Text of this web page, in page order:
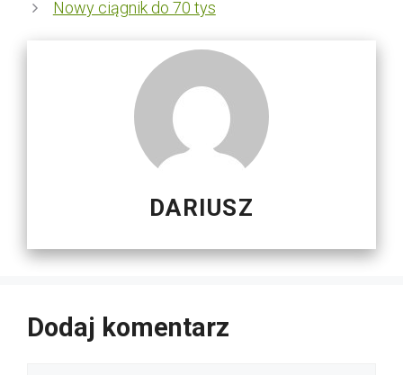
Nowy ciągnik do 70 tys
DARIUSZ
Dodaj komentarz